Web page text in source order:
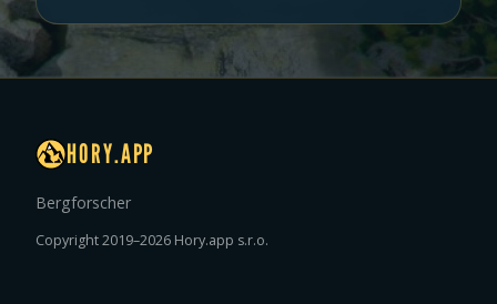
HORY.APP
Bergforscher
Copyright 2019–2026 Hory.app s.r.o.